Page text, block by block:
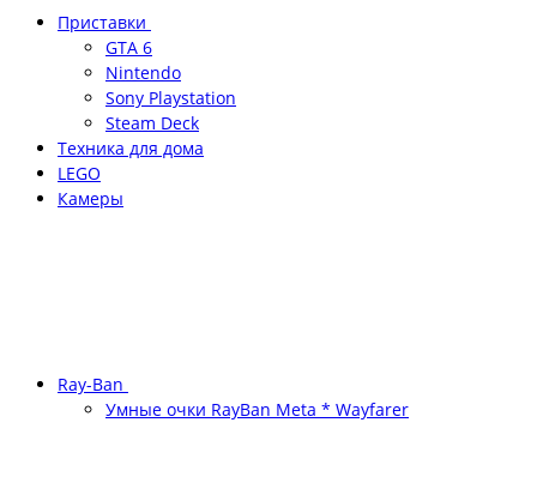
Приставки
GTA 6
Nintendo
Sony Playstation
Steam Deck
Техника для дома
LEGO
Камеры
Ray-Ban
Умные очки RayBan Meta * Wayfarer